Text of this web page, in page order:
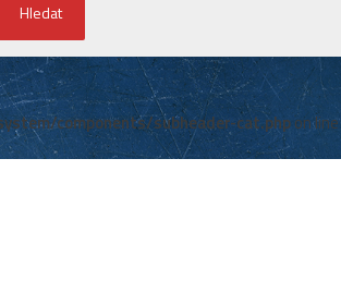
Hledat
components/subheader-cat.phpon line